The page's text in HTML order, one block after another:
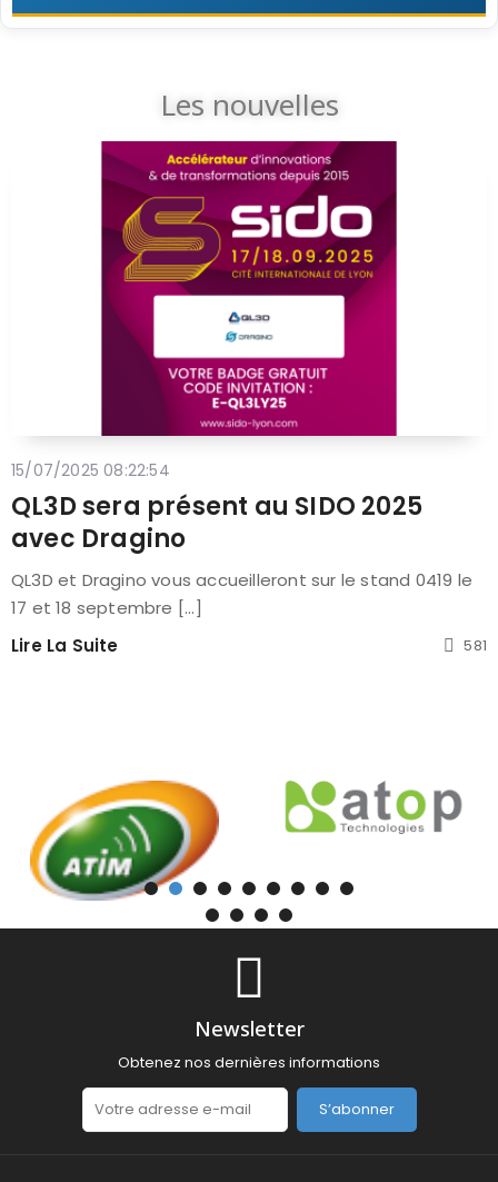
Les nouvelles
15/07/2025 08:22:54
QL3D sera présent au SIDO 2025
avec Dragino
QL3D et Dragino vous accueilleront sur le stand 0419 le
17 et 18 septembre [...]
Lire La Suite
581
Newsletter
Obtenez nos dernières informations
S’abonner